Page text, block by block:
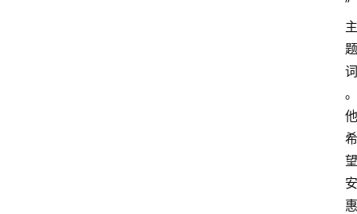
”
主
题
词
。
他
希
望
安
惠